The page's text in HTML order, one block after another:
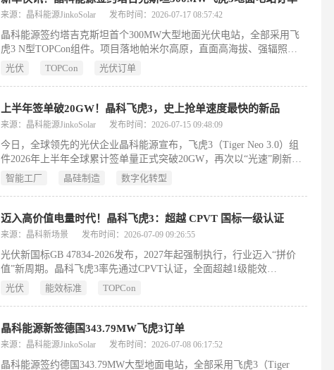
二是优异低辐照性能（0–400W/㎡）与超低温度系数（–0.26%/℃），
是通过电池排布与电气架构优化，显著提升局部阴影下的输出稳定性。
来源：晶科能源JinkoSolar 发布时间：2026-07-17 08:57:42
晶科能源签约塔吉克斯坦首个300MW大型地面光伏电站，全部采用飞
虎3 N型TOPCon组件。项目落地帕米尔高原，直面高海拔、强辐照、
昼夜温差30℃、复杂阴影等极端挑战。飞虎3以670W超高功率、90%双
光伏 TOPCon 光伏订单
上半年签单破20GW！晶科飞虎3，史上抢单速度最快的新品
来源：晶科能源JinkoSolar 发布时间：2026-07-15 09:48:09
今日，全球领先的光伏企业晶科能源宣布，飞虎3（Tiger Neo 3.0）组
件2026年上半年全球累计签单量正式突破20GW，再次以“光速”刷新行
业N型组件大规模商业化速度。这背后是平均每天有近104MW的飞虎3
现，赢得全球市场青睐，成为史上抢单速度最快的新品，以绝对实力定
义下
智能工厂 晶硅制造 数字化转型
迈入高价值电量时代！晶科飞虎3：超越 CPVT 国标一级认证
来源：晶科新场景 发布时间：2026-07-09 09:26:55
光伏新国标GB 47834-2026发布，2027年起强制执行，行业迈入“拼价
值”新周期。晶科飞虎3率先通过CPVT认证，全面超越1级能效
（650W/24.8%/85%双面率），并以实证弱光增益（早晚单瓦+1.2%）
光伏 能效标准 TOPCon
晶科能源新签德国343.79MW飞虎3订单
来源：晶科能源JinkoSolar 发布时间：2026-07-08 06:17:52
晶科能源签约德国343.79MW大型地面电站，全部采用飞虎3（Tiger